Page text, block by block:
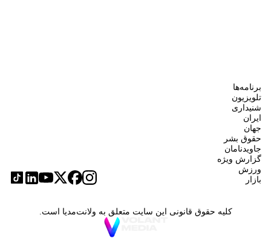
برنامه‌ها
تلویزیون
شنیداری
ایران
جهان
حقوق بشر
جاویدنامان
گزارش ویژه
ورزش
بازار
کلیه حقوق قانونی این سایت متعلق به ولانت‌مدیا است.